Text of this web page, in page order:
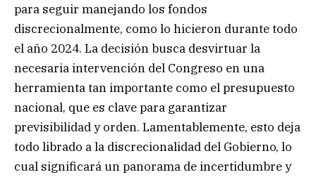
para seguir manejando los fondos
discrecionalmente, como lo hicieron durante todo
el año 2024. La decisión busca desvirtuar la
necesaria intervención del Congreso en una
herramienta tan importante como el presupuesto
nacional, que es clave para garantizar
previsibilidad y orden. Lamentablemente, esto deja
todo librado a la discrecionalidad del Gobierno, lo
cual significará un panorama de incertidumbre y